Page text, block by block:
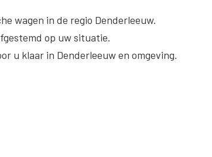
wagen in de regio Denderleeuw.
op uw situatie.
u klaar in Denderleeuw en omgeving.